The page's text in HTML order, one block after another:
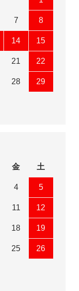
7 8
14 15
21 22
28 29
金 土
4 5
11 12
18 19
25 26